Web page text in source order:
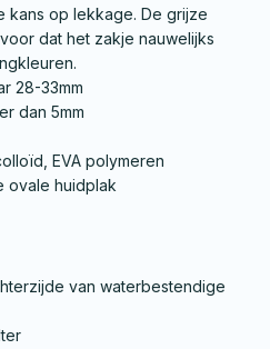
kans op lekkage. De grijze
dat het zakje nauwelijks
28-33mm
dan 5mm
EVA polymeren
ovale huidplak
van waterbestendige